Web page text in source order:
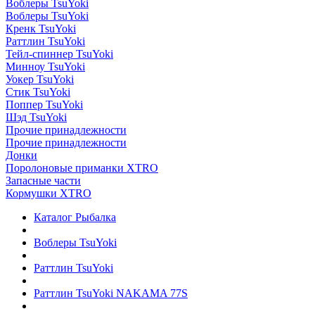
Воблеры TsuYoki
Воблеры TsuYoki
Кренк TsuYoki
Раттлин TsuYoki
Тейл-спиннер TsuYoki
Минноу TsuYoki
Уокер TsuYoki
Стик TsuYoki
Поппер TsuYoki
Шэд TsuYoki
Прочие принадлежности
Прочие принадлежности
Донки
Поролоновые приманки XTRO
Запасные части
Кормушки XTRO
Каталог Рыбалка
Воблеры TsuYoki
Раттлин TsuYoki
Раттлин TsuYoki NAKAMA 77S